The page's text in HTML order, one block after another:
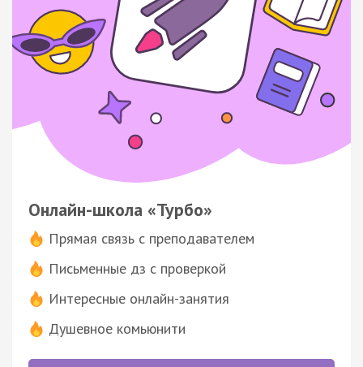
Онлайн-школа «Турбо»
Прямая связь с преподавателем
Письменные дз с проверкой
Интересные онлайн-занятия
Душевное комьюнити